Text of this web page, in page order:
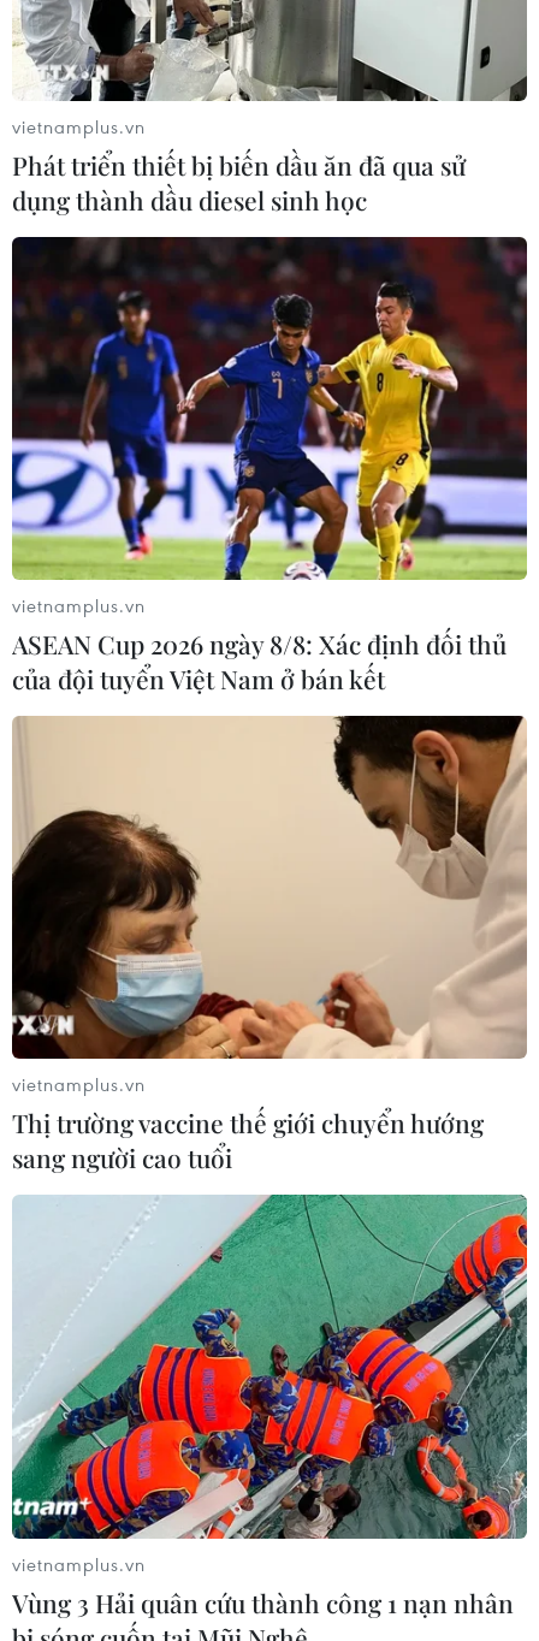
Ngày lễ tình yêu giúp tăng doanh thu từ
chocolate tại xứ Phù Tang
Giá cả gia tăng đang làm giảm nhu cầu tiêu dùng tại
Nhật Bản, tuy nhiên, chocolate có thể là một ngoại lệ khi
ngày Lễ tình yêu 14/2 đang đến gần.
Hà Nội: Hồng đỏ 'gấp đôi', hoa tươi tăng
nhẹ trước ngày Valentine 14/2
Cận kề ngày Lễ Tình nhân Valentine 14/2, thị trường hoa
tươi tại các cửa tiệm Hà Nội bắt đầu nhộn nhịp. Ngoại
trừ hoa hồng đỏ tăng gấp đôi, giá các loại hoa khác
tăng nhẹ từ 10-20% so với ngày thường.
Không khí mua sắm của người
dân Thủ đô trong ngày Valentine
14/02/2023 04:57
Ghi nhận trong sáng ngày 14/2 - tức ngày Lễ Tình nhân,
không khí mua sắm tại các tuyến phố Thủ đô khá vắng
vẻ. Các cửa hàng hoa tươi và quà tặng đầy ắp các sản
phẩm để phục vụ người dân.
vietnamplus.vn
Phát triển thiết bị biến dầu ăn đã qua sử
dụng thành dầu diesel sinh học
vietnamplus.vn
ASEAN Cup 2026 ngày 8/8: Xác định đối thủ
của đội tuyển Việt Nam ở bán kết
vietnamplus.vn
Thị trường vaccine thế giới chuyển hướng
sang người cao tuổi
vietnamplus.vn
Vùng 3 Hải quân cứu thành công 1 nạn nhân